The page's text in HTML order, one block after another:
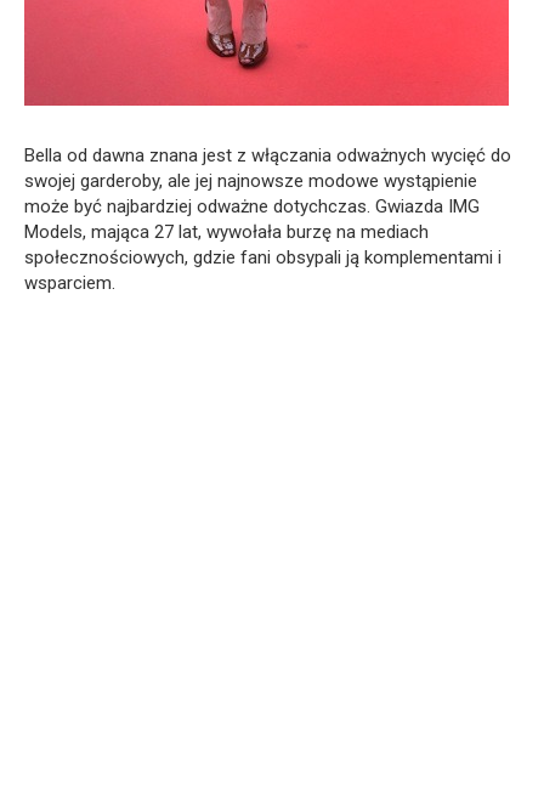
Bella od dawna znana jest z włączania odważnych wycięć do
swojej garderoby, ale jej najnowsze modowe wystąpienie
może być najbardziej odważne dotychczas. Gwiazda IMG
Models, mająca 27 lat, wywołała burzę na mediach
społecznościowych, gdzie fani obsypali ją komplementami i
wsparciem.